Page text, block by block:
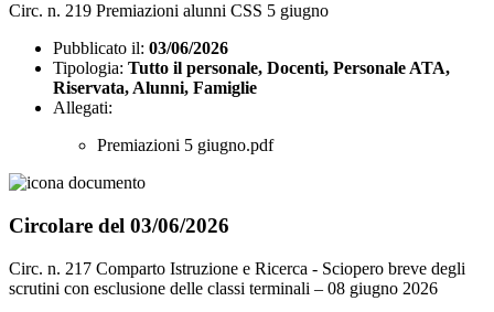
Circ. n. 219 Premiazioni alunni CSS 5 giugno
Pubblicato il: 03/06/2026
Tipologia: Tutto il personale, Docenti, Personale ATA,
Riservata, Alunni, Famiglie
Allegati:
Premiazioni 5 giugno.pdf
Circolare del 03/06/2026
Circ. n. 217 Comparto Istruzione e Ricerca - Sciopero breve degli
scrutini con esclusione delle classi terminali – 08 giugno 2026